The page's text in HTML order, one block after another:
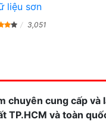
liệu sơn
3,051
chuyên cung cấp và
TP.HCM và toàn